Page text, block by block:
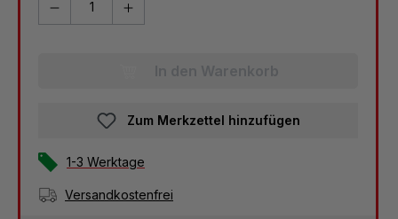
Zum Merkzettel hinzufügen
1-3 Werktage
Versandkostenfrei